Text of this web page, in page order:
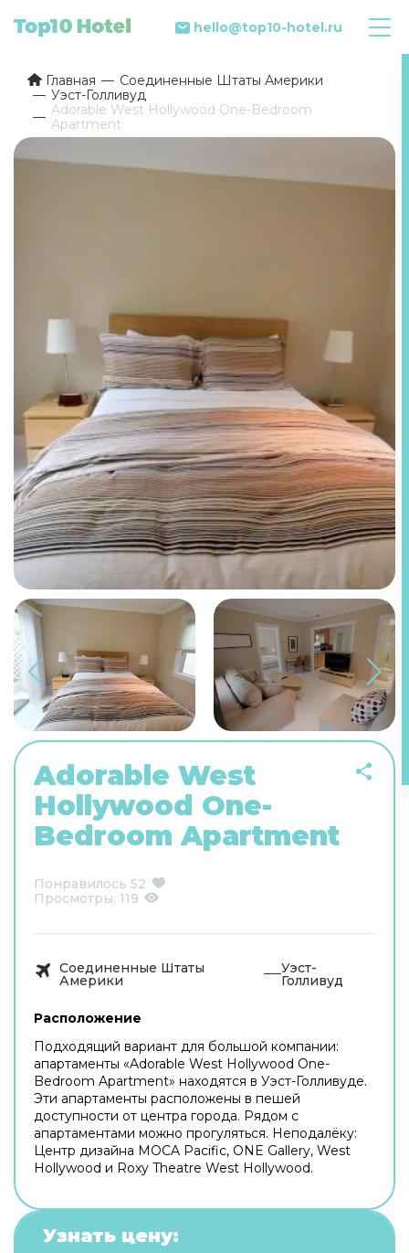
hello@top10-hotel.ru
Главная
Соединенные Штаты Америки
Уэст-Голливуд
Adorable West Hollywood One-Bedroom
Apartment
Adorable West
Hollywood One-
Bedroom Apartment
Понравилось 52
Просмотры: 119
Соединенные Штаты
Америки
Уэст-
Голливуд
Расположение
Подходящий вариант для большой компании:
апартаменты «Adorable West Hollywood One-
Bedroom Apartment» находятся в Уэст-Голливуде.
Эти апартаменты расположены в пешей
доступности от центра города. Рядом с
апартаментами можно прогуляться. Неподалёку:
Центр дизайна MOCA Pacific, ONE Gallery, West
Hollywood и Roxy Theatre West Hollywood.
Узнать цену: